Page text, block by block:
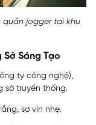
jogger tại khu
Sáng Tạo
ty công nghệ),
sở truyền thống.
sơ vin nhẹ.